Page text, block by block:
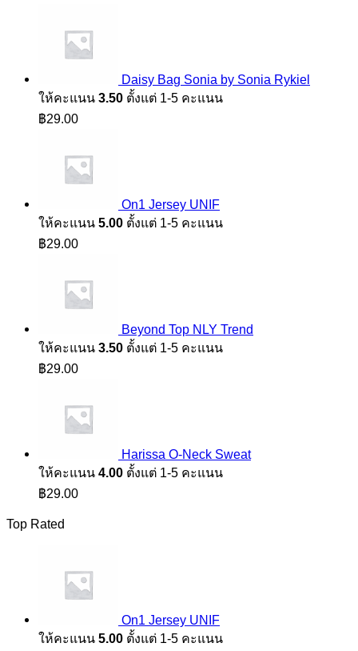
Daisy Bag Sonia by Sonia Rykiel
ให้คะแนน 3.50 ตั้งแต่ 1-5 คะแนน
฿29.00
On1 Jersey UNIF
ให้คะแนน 5.00 ตั้งแต่ 1-5 คะแนน
฿29.00
Beyond Top NLY Trend
ให้คะแนน 3.50 ตั้งแต่ 1-5 คะแนน
฿29.00
Harissa O-Neck Sweat
ให้คะแนน 4.00 ตั้งแต่ 1-5 คะแนน
฿29.00
Top Rated
On1 Jersey UNIF
ให้คะแนน 5.00 ตั้งแต่ 1-5 คะแนน